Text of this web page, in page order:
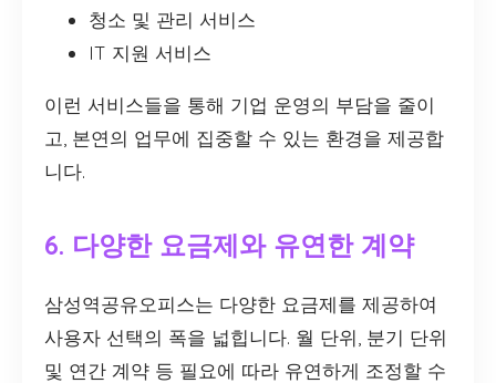
청소 및 관리 서비스
IT 지원 서비스
이런 서비스들을 통해 기업 운영의 부담을 줄이
고, 본연의 업무에 집중할 수 있는 환경을 제공합
니다.
6. 다양한 요금제와 유연한 계약
삼성역공유오피스는 다양한 요금제를 제공하여
사용자 선택의 폭을 넓힙니다. 월 단위, 분기 단위
및 연간 계약 등 필요에 따라 유연하게 조정할 수